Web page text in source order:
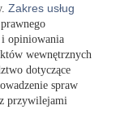
Zakres usług
i opiniowania
wewnętrznych
dotyczące
spraw
przywilejami